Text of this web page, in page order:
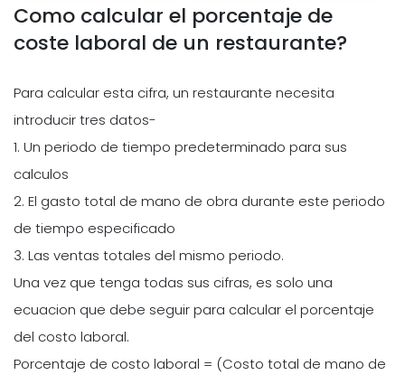
Como calcular el porcentaje de
coste laboral de un restaurante?
Para calcular esta cifra, un restaurante necesita
introducir tres datos-
1. Un periodo de tiempo predeterminado para sus
calculos
2. El gasto total de mano de obra durante este periodo
de tiempo especificado
3. Las ventas totales del mismo periodo.
Una vez que tenga todas sus cifras, es solo una
ecuacion que debe seguir para calcular el porcentaje
del costo laboral.
Porcentaje de costo laboral = (Costo total de mano de